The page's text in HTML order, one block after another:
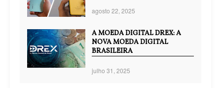
agosto 22, 2025
A MOEDA DIGITAL DREX: A
NOVA MOEDA DIGITAL
BRASILEIRA
julho 31, 2025